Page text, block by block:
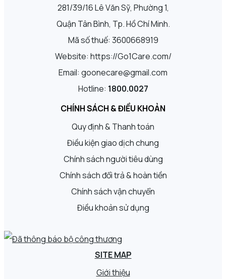
281/39/16 Lê Văn Sỹ, Phường 1,
Quận Tân Bình, Tp. Hồ Chí Minh.
Mã số thuế: 3600668919
Website: https://Go1Care.com/
Email: goonecare@gmail.com
Hotline: 1800.0027
CHÍNH SÁCH & ĐIỀU KHOẢN
Quy định & Thanh toán
Điều kiện giao dịch chung
Chính sách người tiêu dùng
Chính sách đổi trả & hoàn tiền
Chính sách vận chuyển
Điều khoản sử dụng
SITE MAP
Giới thiệu